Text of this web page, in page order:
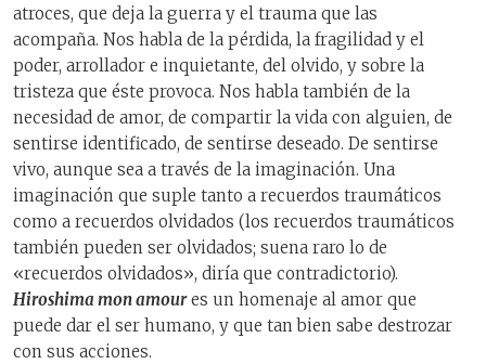
atroces, que deja la guerra y el trauma que las
acompaña. Nos habla de la pérdida, la fragilidad y el
poder, arrollador e inquietante, del olvido, y sobre la
tristeza que éste provoca. Nos habla también de la
necesidad de amor, de compartir la vida con alguien, de
sentirse identificado, de sentirse deseado. De sentirse
vivo, aunque sea a través de la imaginación. Una
imaginación que suple tanto a recuerdos traumáticos
como a recuerdos olvidados (los recuerdos traumáticos
también pueden ser olvidados; suena raro lo de
«recuerdos olvidados», diría que contradictorio).
Hiroshima mon amoures un homenaje al amor que
puede dar el ser humano, y que tan bien sabe destrozar
con sus acciones.